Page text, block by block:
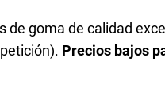
de goma de calidad
Precios bajos